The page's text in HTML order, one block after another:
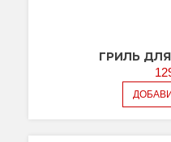
ГРИЛЬ